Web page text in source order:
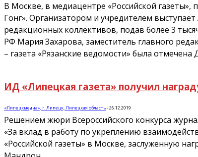
В Москве, в медиацентре «Российской газеты»,
Гонг». Организатором и учредителем
редакционных коллективов, подав более 3
РФ Мария Захарова, заместитель главного
– газета «Рязанские ведомости» была
ИД «Липецкая газета» получил
«Липецкмедиа», г. Липецк, Липецкая область-26.12.2019
Решением жюри Всероссийского конкурса
«За вклад в работу по укреплению
«Российской газеты» в Москве, заслуженную